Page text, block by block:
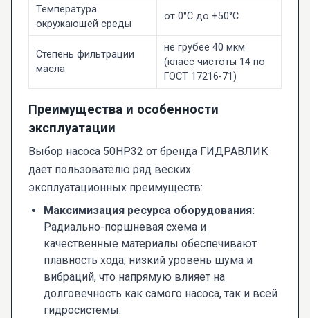
Температура
окружающей среды
от 0°C до +50°C
Степень фильтрации
масла
не грубее 40 мкм
(класс чистоты 14 по
ГОСТ 17216-71)
Преимущества и особенности
эксплуатации
Выбор насоса 50НР32 от бренда ГИДРАВЛИК
дает пользователю ряд веских
эксплуатационных преимуществ:
Максимизация ресурса оборудования:
Радиально-поршневая схема и
качественные материалы обеспечивают
плавность хода, низкий уровень шума и
вибраций, что напрямую влияет на
долговечность как самого насоса, так и всей
гидросистемы.